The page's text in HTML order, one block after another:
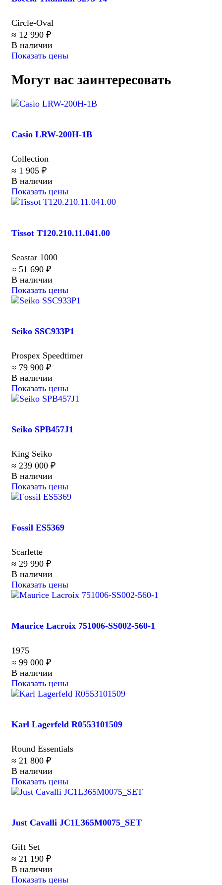
Circle-Oval
≈ 12 990 ₽
В наличии
Показать цены
Могут вас заинтересовать
Casio LRW-200H-1B
Collection
≈ 1 905 ₽
В наличии
Показать цены
Tissot T120.210.11.041.00
Seastar 1000
≈ 51 690 ₽
В наличии
Показать цены
Seiko SSC933P1
Prospex Speedtimer
≈ 79 900 ₽
В наличии
Показать цены
Seiko SPB457J1
King Seiko
≈ 239 000 ₽
В наличии
Показать цены
Fossil ES5369
Scarlette
≈ 29 990 ₽
В наличии
Показать цены
Maurice Lacroix 751006-SS002-560-1
1975
≈ 99 000 ₽
В наличии
Показать цены
Karl Lagerfeld R0553101509
Round Essentials
≈ 21 800 ₽
В наличии
Показать цены
Just Cavalli JC1L365M0075_SET
Gift Set
≈ 21 190 ₽
В наличии
Показать цены